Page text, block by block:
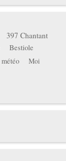
397 Chantant
Bestiole
météo Moi